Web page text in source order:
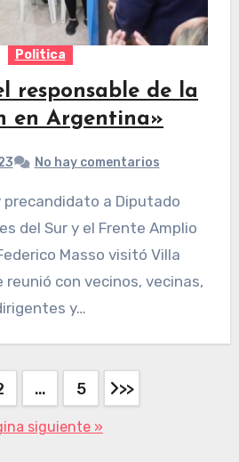
Politica
responsable de la
en Argentina»
No hay comentarios
del Sur y el Frente Amplio
Masso visitó Villa
reunió con vecinos, vecinas,
y…
… 5
siguiente »